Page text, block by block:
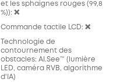
et les sphaignes rouges (99,8
%)): ❌
Commande tactile LCD: ❌
Technologie de
contournement des
obstacles: AI.See™️ (lumière
LED, caméra RVB, algorithme
d'IA)